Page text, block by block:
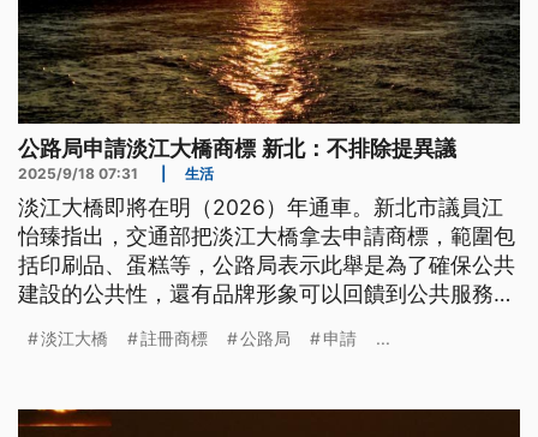
公路局申請淡江大橋商標 新北：不排除提異議
2025/9/18 07:31 生活
淡江大橋即將在明（2026）年通車。新北市議員江
怡臻指出，交通部把淡江大橋拿去申請商標，範圍包
括印刷品、蛋糕等，公路局表示此舉是為了確保公共
建設的公共性，還有品牌形象可以回饋到公共服務；
48條提出異議。
淡江大橋 註冊商標 公路局 申請 ...